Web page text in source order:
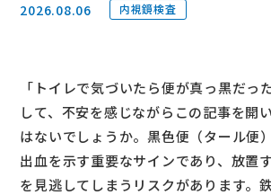
2026.08.06 内視鏡検査
「トイレで気づいたら便が真っ黒だった
して、不安を感じながらこの記事を開
はないでしょうか。黒色便（タール便
出血を示す重要なサインであり、放置
を見逃してしまうリスクがあります。